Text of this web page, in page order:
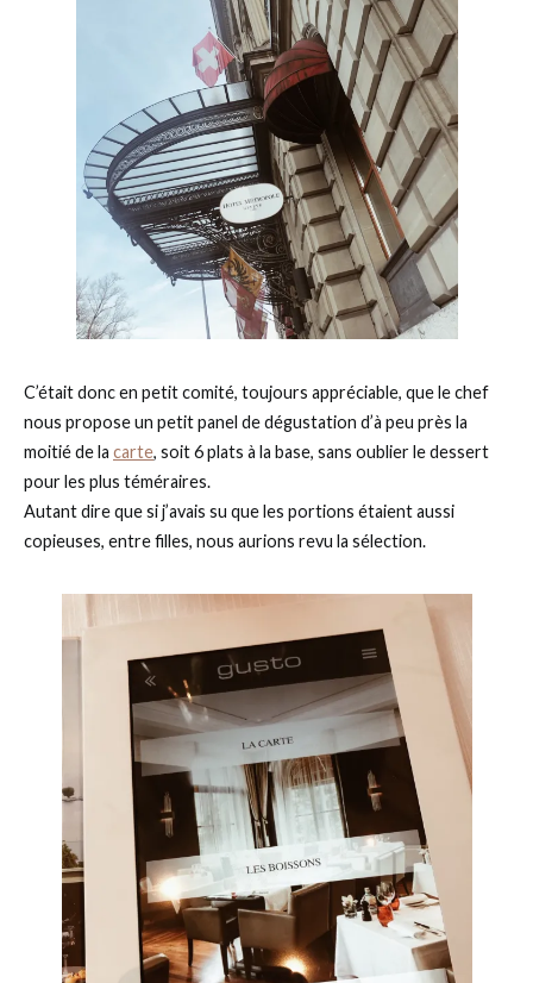
C’était donc en petit comité, toujours appréciable, que le chef
nous propose un petit panel de dégustation d’à peu près la
moitié de la carte, soit 6 plats à la base, sans oublier le dessert
pour les plus téméraires.
Autant dire que si j’avais su que les portions étaient aussi
copieuses, entre filles, nous aurions revu la sélection.